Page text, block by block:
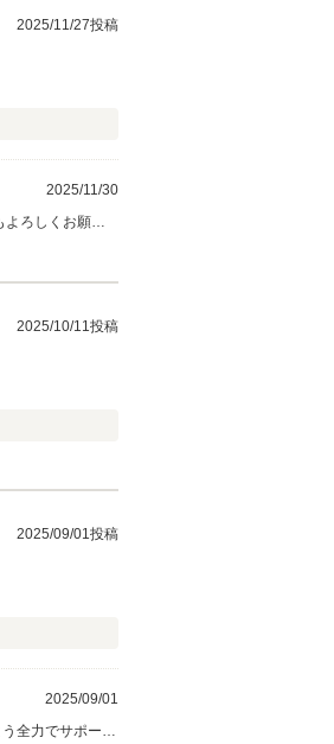
2025/11/27投稿
2025/11/30
よろしくお願い
2025/10/11投稿
2025/09/01投稿
2025/09/01